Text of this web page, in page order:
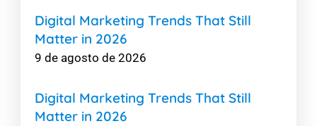
Digital Marketing Trends That Still
Matter in 2026
9 de agosto de 2026
Digital Marketing Trends That Still
Matter in 2026